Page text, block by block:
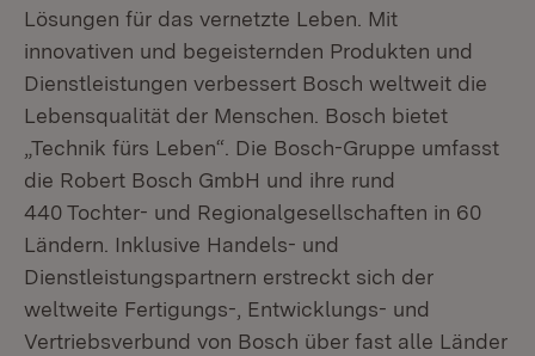
Lösungen für das vernetzte Leben. Mit
innovativen und begeisternden Produkten und
Dienstleistungen verbessert Bosch weltweit die
Lebensqualität der Menschen. Bosch bietet
„Technik fürs Leben“. Die Bosch-Gruppe umfasst
die Robert Bosch GmbH und ihre rund
440 Tochter- und Regionalgesellschaften in 60
Ländern. Inklusive Handels- und
Dienstleistungspartnern erstreckt sich der
weltweite Fertigungs-, Entwicklungs- und
Vertriebsverbund von Bosch über fast alle Länder